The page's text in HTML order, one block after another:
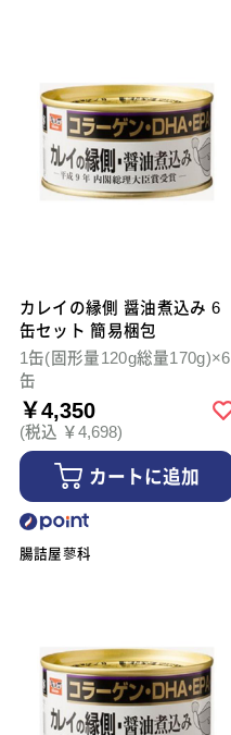
カレイの縁側 醤油煮込み 6
缶セット 簡易梱包
1缶(固形量120g総量170g)×6
缶
￥4,350
(税込 ￥4,698)
カートに追加
腸詰屋蓼科